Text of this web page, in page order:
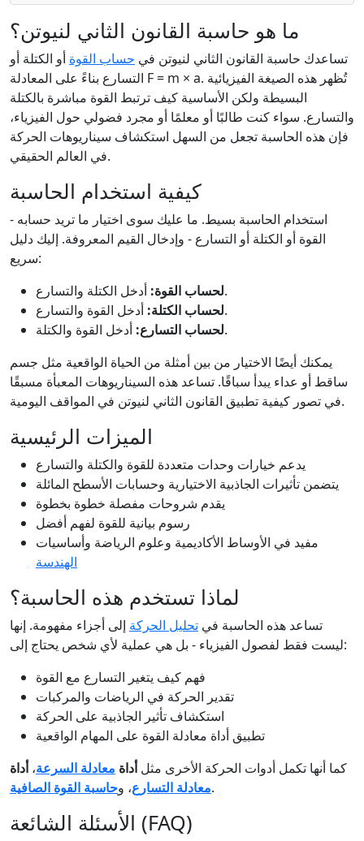
ما هو حاسبة القانون الثاني لنيوتن؟
تساعدك حاسبة القانون الثاني لنيوتن في حساب القوة أو الكتلة أو
التسارع بناءً على المعادلة F = m × a. تُظهر هذه الصيغة الفيزيائية
البسيطة ولكن الأساسية كيف ترتبط القوة مباشرة بالكتلة
والتسارع. سواء كنت طالبًا أو معلمًا أو مجرد فضولي حول الفيزياء،
فإن هذه الحاسبة تجعل من السهل استكشاف سيناريوهات الحركة
في العالم الحقيقي.
كيفية استخدام الحاسبة
استخدام الحاسبة بسيط. ما عليك سوى اختيار ما تريد حسابه -
القوة أو الكتلة أو التسارع - وإدخال القيم المعروفة. إليك دليل
سريع:
لحساب القوة:أدخل الكتلة والتسارع.
لحساب الكتلة:أدخل القوة والتسارع.
لحساب التسارع:أدخل القوة والكتلة.
يمكنك أيضًا الاختيار من بين أمثلة من الحياة الواقعية مثل جسم
ساقط أو عداء يبدأ سباقًا. تساعد هذه السيناريوهات المعبأة مسبقًا
في تصور كيفية تطبيق القانون الثاني لنيوتن في المواقف اليومية.
الميزات الرئيسية
يدعم خيارات وحدات متعددة للقوة والكتلة والتسارع
يتضمن تأثيرات الجاذبية الاختيارية وحسابات الأسطح المائلة
يقدم شروحات مفصلة خطوة بخطوة
رسوم بيانية للقوة لفهم أفضل
مفيد في الأوساط الأكاديمية وعلوم الرياضة وأساسيات
الهندسة
لماذا تستخدم هذه الحاسبة؟
تساعد هذه الحاسبة في تحليل الحركة إلى أجزاء مفهومة. إنها
ليست فقط لفصول الفيزياء - بل هي عملية لأي شخص يحتاج إلى:
فهم كيف يتغير التسارع مع القوة
تقدير الحركة في الرياضات والمركبات
استكشاف تأثير الجاذبية على الحركة
تطبيق أداة معادلة القوة على المهام الواقعية
كما أنها تكمل أدوات الحركة الأخرى مثلأداة معادلة السرعة،أداة
معادلة التسارع، وحاسبة القوة الصافية .
الأسئلة الشائعة (FAQ)